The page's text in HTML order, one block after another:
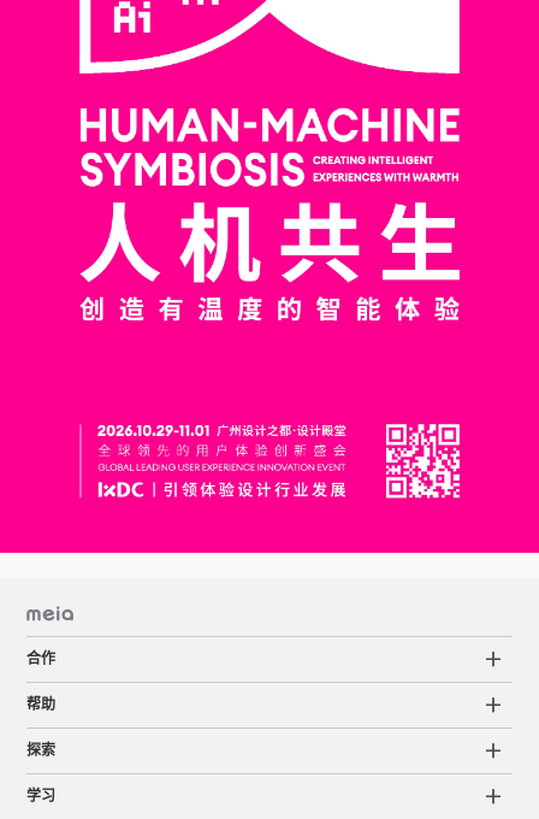
合作
帮助
探索
学习